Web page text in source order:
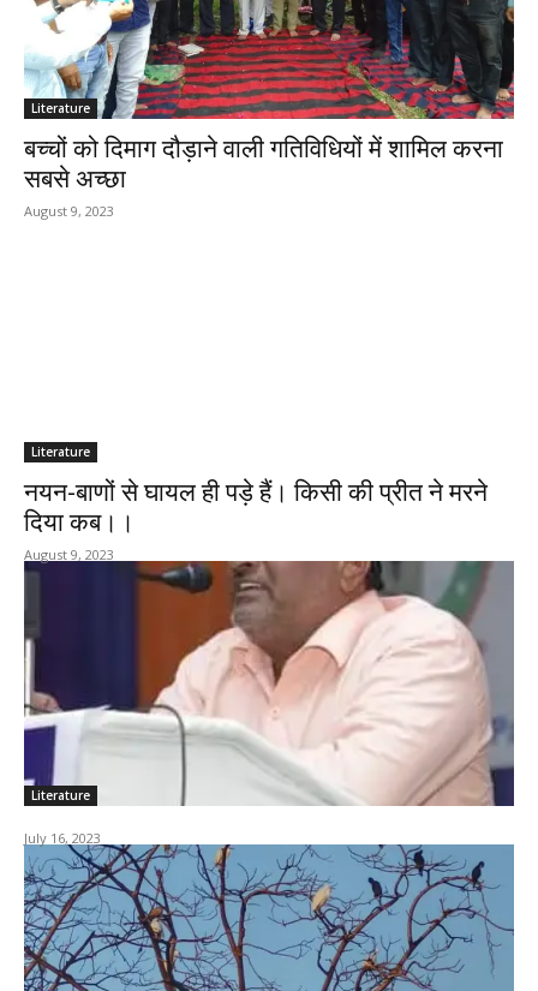
Literature
बच्चों को दिमाग दौड़ाने वाली गतिविधियों में शामिल करना
सबसे अच्छा
August 9, 2023
Literature
नयन-बाणों से घायल ही पड़े हैं। किसी की प्रीत ने मरने
दिया कब।।
August 9, 2023
Literature
July 16, 2023